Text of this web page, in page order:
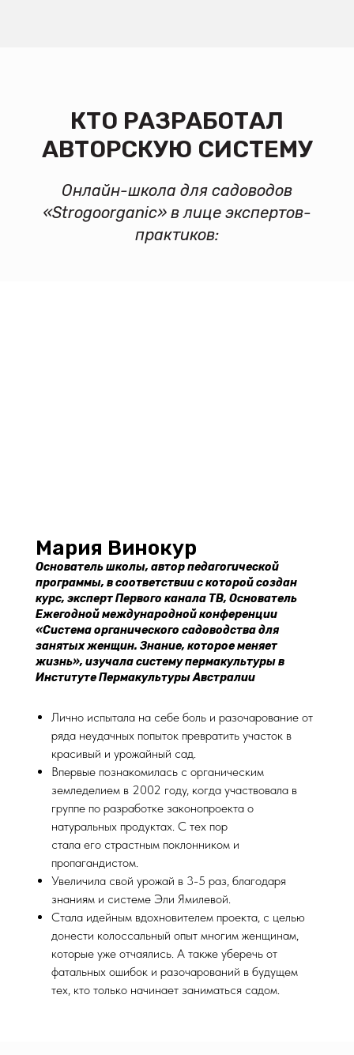
КТО РАЗРАБОТАЛ
АВТОРСКУЮ СИСТЕМУ
Онлайн-школа для садоводов
«Strogoorganic» в лице экспертов-
практиков:
Мария Винокур
Основатель школы, автор педагогической
программы, в соответствии с которой создан
курс, эксперт Первого канала ТВ, Основатель
Ежегодной международной конференции
«Система органического садоводства для
занятых женщин. Знание, которое меняет
жизнь», изучала систему пермакультуры в
Институте Пермакультуры Австралии
Лично испытала на себе боль и разочарование от
ряда неудачных попыток превратить участок в
красивый и урожайный сад.
Впервые познакомилась с органическим
земледелием в 2002 году, когда участвовала в
группе по разработке законопроекта о
натуральных продуктах. С тех пор
стала его страстным поклонником и
пропагандистом.
Увеличила свой урожай в 3-5 раз, благодаря
знаниям и системе Эли Ямилевой.
Стала идейным вдохновителем проекта, с целью
донести колоссальный опыт многим женщинам,
которые уже отчаялись. А также уберечь от
фатальных ошибок и разочарований в будущем
тех, кто только начинает заниматься садом.